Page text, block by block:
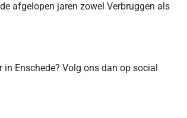
afgelopen jaren zowel Verbruggen als
Enschede? Volg ons dan op social